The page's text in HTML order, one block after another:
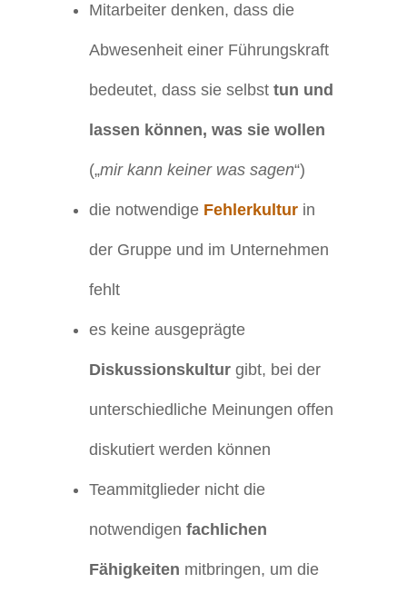
Mitarbeiter denken, dass die
Abwesenheit einer Führungskraft
bedeutet, dass sie selbsttun und
lassen können, was sie wollen
(„mir kann keiner was sagen“)
die notwendige Fehlerkultur in
der Gruppe und im Unternehmen
fehlt
es keine ausgeprägte
Diskussionskultur gibt, bei der
unterschiedliche Meinungen offen
diskutiert werden können
Teammitglieder nicht die
notwendigenfachlichen
Fähigkeiten mitbringen, um die